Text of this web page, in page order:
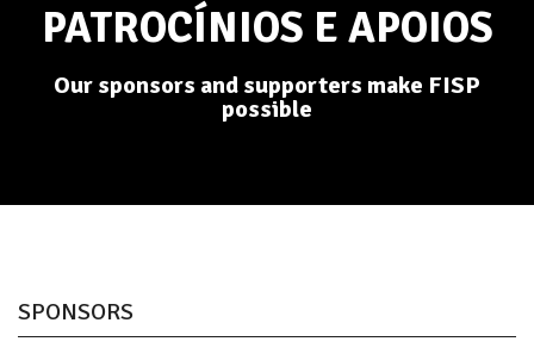
PATROCÍNIOS E APOIOS
Our sponsors and supporters make FISP
possible
SPONSORS